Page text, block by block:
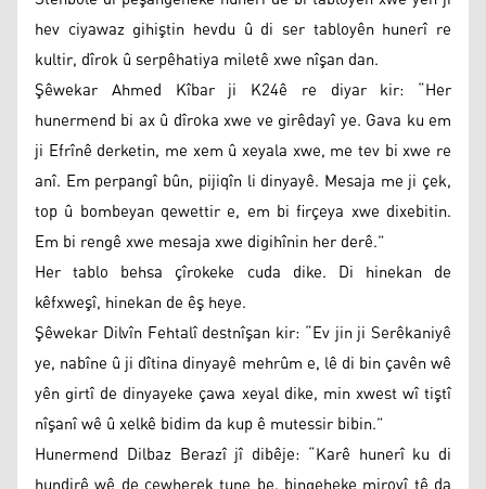
hev ciyawaz gihiştin hevdu û di ser tabloyên hunerî re
kultir, dîrok û serpêhatiya miletê xwe nîşan dan.
Şêwekar Ahmed Kîbar ji K24ê re diyar kir: “Her
hunermend bi ax û dîroka xwe ve girêdayî ye. Gava ku em
ji Efrînê derketin, me xem û xeyala xwe, me tev bi xwe re
anî. Em perpangî bûn, pijiqîn li dinyayê. Mesaja me ji çek,
top û bombeyan qewettir e, em bi firçeya xwe dixebitin.
Em bi rengê xwe mesaja xwe digihînin her derê.”
Her tablo behsa çîrokeke cuda dike. Di hinekan de
kêfxweşî, hinekan de êş heye.
Şêwekar Dilvîn Fehtalî destnîşan kir: “Ev jin ji Serêkaniyê
ye, nabîne û ji dîtina dinyayê mehrûm e, lê di bin çavên wê
yên girtî de dinyayeke çawa xeyal dike, min xwest wî tiştî
nîşanî wê û xelkê bidim da kup ê mutessir bibin.”
Hunermend Dilbaz Berazî jî dibêje: “Karê hunerî ku di